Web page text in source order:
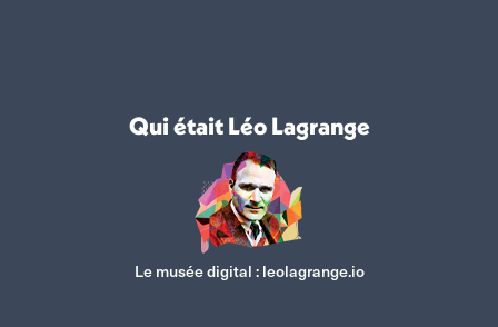
Qui était Léo Lagrange
Le musée digital :leolagrange.io